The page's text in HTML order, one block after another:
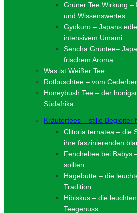
Grüner Tee Wirkung
und Wissenswertes
Gyokuro – Japans
intensivem Umami
Sencha Grüntee–
frischem Aroma
Was ist Weißer Tee
Rotbuschtee – vom
Honeybush Tee – der
Südafrika
Kräutertees – stille Begleiter
Clitoria ternatea – die
ihre faszinierenden
Fencheltee bei Babys
sollten
Hagebutte – die
Tradition
Hibiskus – die
Teegenuss